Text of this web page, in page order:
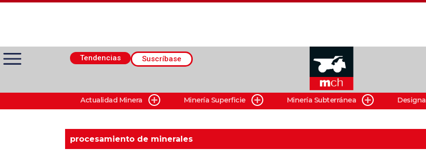
Tendencias Suscríbase
Actualidad Minera
Minería Superficie
Actualidad Minera Minería Superficie Minería Subterránea
procesamiento de minerales